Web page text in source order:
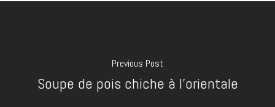
Previous Post
Soupe de pois chiche à l'orientale